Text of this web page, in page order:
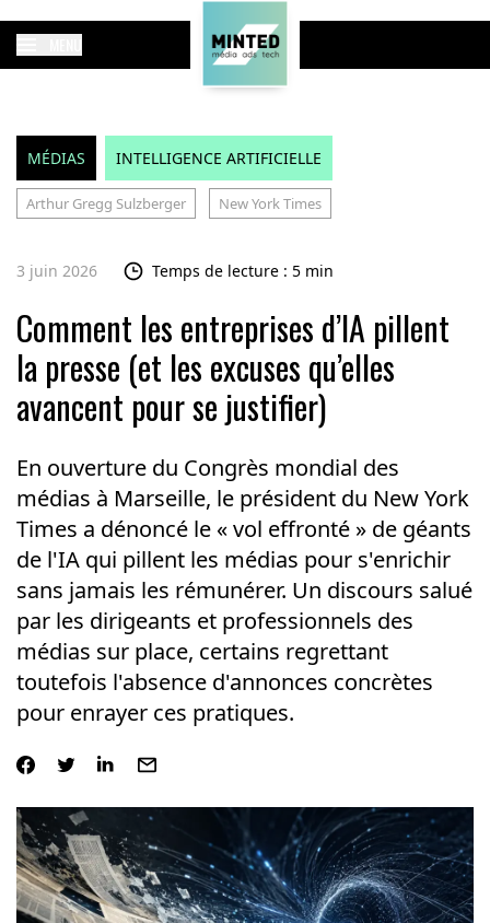
MÉDIAS INTELLIGENCE ARTIFICIELLE
Arthur Gregg Sulzberger New York Times
3 juin 2026 Temps de lecture : 5 min
Comment les entreprises d’IA pillent
la presse (et les excuses qu’elles
avancent pour se justifier)
En ouverture du Congrès mondial des
médias à Marseille, le président du New York
Times a dénoncé le « vol effronté » de géants
de l'IA qui pillent les médias pour s'enrichir
sans jamais les rémunérer. Un discours salué
par les dirigeants et professionnels des
médias sur place, certains regrettant
toutefois l'absence d'annonces concrètes
pour enrayer ces pratiques.